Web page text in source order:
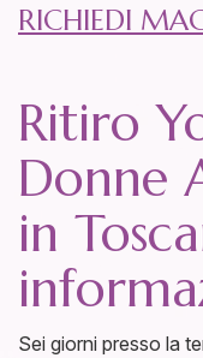
RICHIEDI
Ritiro
Donne
in
Sei giorni presso la